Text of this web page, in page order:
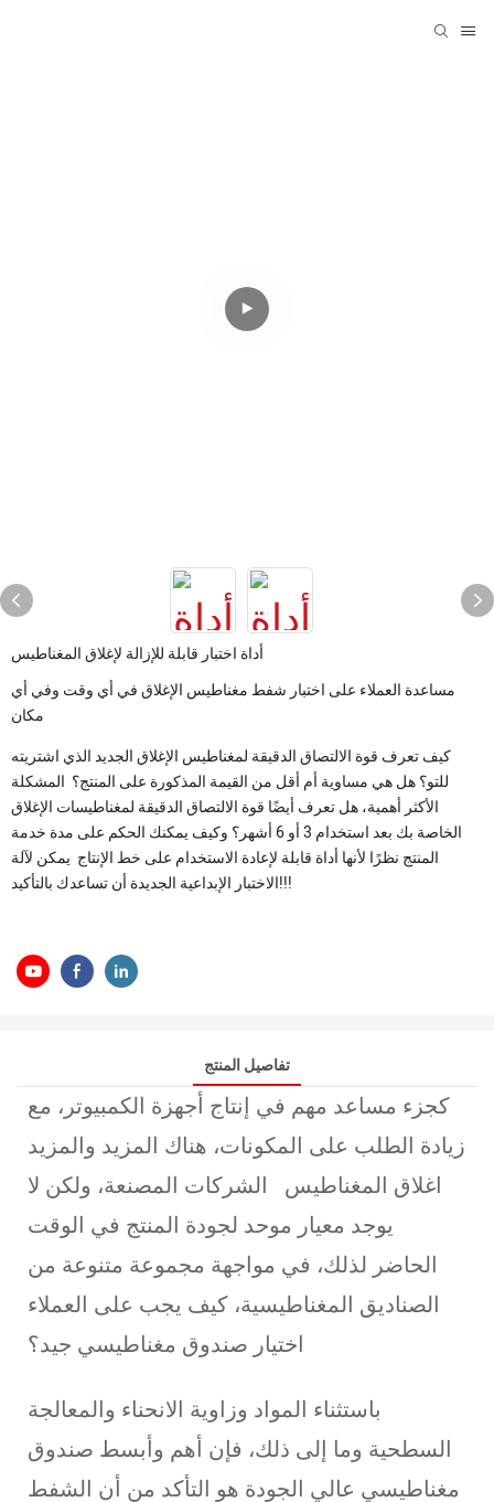
أداة اختبار قابلة للإزالة لإغلاق المغناطيس
مساعدة العملاء على اختبار شفط مغناطيس الإغلاق في أي وقت وفي أي
مكان
كيف تعرف قوة الالتصاق الدقيقة لمغناطيس الإغلاق الجديد الذي اشتريته
للتو؟ هل هي مساوية أم أقل من القيمة المذكورة على المنتج؟ المشكلة
الأكثر أهمية، هل تعرف أيضًا قوة الالتصاق الدقيقة لمغناطيسات الإغلاق
الخاصة بك بعد استخدام 3 أو 6 أشهر؟ وكيف يمكنك الحكم على مدة خدمة
المنتج نظرًا لأنها أداة قابلة لإعادة الاستخدام على خط الإنتاج يمكن لآلة
الاختبار الإبداعية الجديدة أن تساعدك بالتأكيد!!!
تفاصيل المنتج
كجزء مساعد مهم في إنتاج أجهزة الكمبيوتر، مع
زيادة الطلب على المكونات، هناك المزيد والمزيد
اغلاق المغناطيس
الشركات المصنعة، ولكن لا
يوجد معيار موحد لجودة المنتج في الوقت
الحاضر لذلك، في مواجهة مجموعة متنوعة من
الصناديق المغناطيسية، كيف يجب على العملاء
اختيار صندوق مغناطيسي جيد؟
باستثناء المواد وزاوية الانحناء والمعالجة
السطحية وما إلى ذلك، فإن أهم وأبسط صندوق
مغناطيسي عالي الجودة هو التأكد من أن الشفط